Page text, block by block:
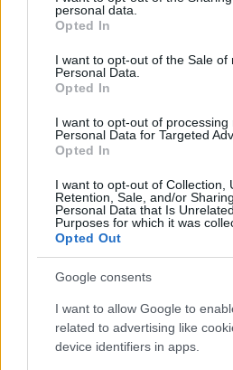
grant or deny consent to Google
use your data for below specified
consent section.
personal data.
Opted In
I want to opt-out of the Sale of
Personal Data.
Opted In
I want to opt-out of processing
Personal Data for Targeted
Opted In
I want to opt-out of Collection,
Retention, Sale, and/or
Personal Data that Is
Purposes for which it was
Opted Out
Google consents
I want to allow Google to
related to advertising like
device identifiers in apps.
24 óra
Egyre több embernél